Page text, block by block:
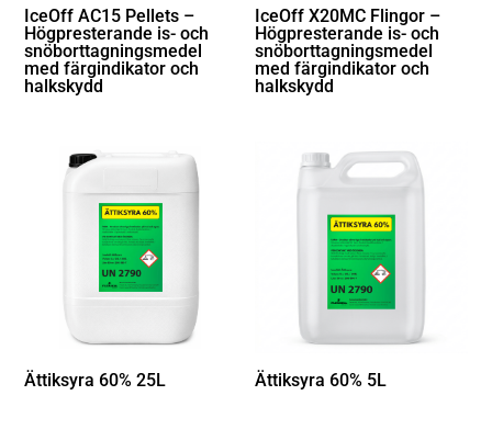
IceOff AC15 Pellets –
Högpresterande is- och
snöborttagningsmedel
med färgindikator och
halkskydd
IceOff X20MC Flingor –
Högpresterande is- och
snöborttagningsmedel
med färgindikator och
halkskydd
Ättiksyra 60% 25L Ättiksyra 60% 5L